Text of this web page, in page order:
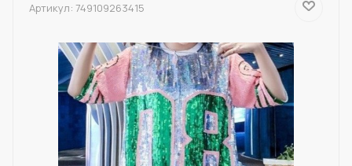
Артикул: 749109263415